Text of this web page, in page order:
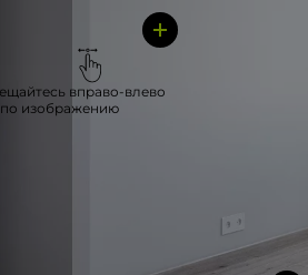
вправо-влево
по изображению